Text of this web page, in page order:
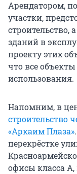
Арендатором,
участки,
строительство,
зданий в
проекту этих
что все
использования.
Напомним, в
строительство
«Аркаим Плаза»
перекрёстке
офисы класса А,